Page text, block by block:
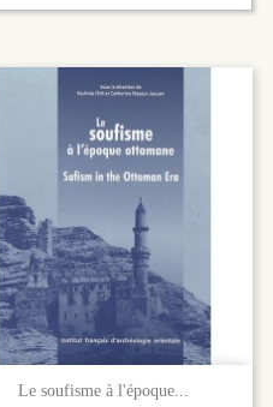
Le soufisme à l'époque...
Aperçu rapide